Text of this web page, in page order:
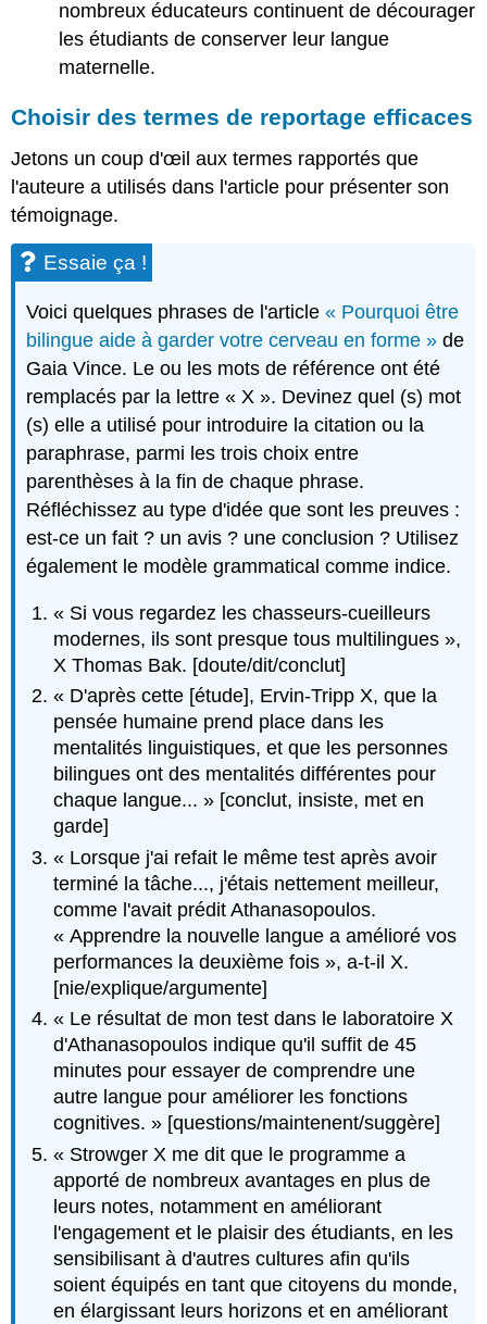
nombreux éducateurs continuent de décourager
les étudiants de conserver leur langue
maternelle.
Choisir des termes de reportage efficaces
Jetons un coup d'œil aux termes rapportés que
l'auteure a utilisés dans l'article pour présenter son
témoignage.
Essaie ça !
Voici quelques phrases de l'article« Pourquoi être
bilingue aide à garder votre cerveau en forme » de
Gaia Vince. Le ou les mots de référence ont été
remplacés par la lettre « X ». Devinez quel (s) mot
(s) elle a utilisé pour introduire la citation ou la
paraphrase, parmi les trois choix entre
parenthèses à la fin de chaque phrase.
Réfléchissez au type d'idée que sont les preuves :
est-ce un fait ? un avis ? une conclusion ? Utilisez
également le modèle grammatical comme indice.
« Si vous regardez les chasseurs-cueilleurs
modernes, ils sont presque tous multilingues »,
X Thomas Bak. [doute/dit/conclut]
« D'après cette [étude], Ervin-Tripp X, que la
pensée humaine prend place dans les
mentalités linguistiques, et que les personnes
bilingues ont des mentalités différentes pour
chaque langue... » [conclut, insiste, met en
garde]
« Lorsque j'ai refait le même test après avoir
terminé la tâche..., j'étais nettement meilleur,
comme l'avait prédit Athanasopoulos.
« Apprendre la nouvelle langue a amélioré vos
performances la deuxième fois », a-t-il X.
[nie/explique/argumente]
« Le résultat de mon test dans le laboratoire X
d'Athanasopoulos indique qu'il suffit de 45
minutes pour essayer de comprendre une
autre langue pour améliorer les fonctions
cognitives. » [questions/maintenent/suggère]
« Strowger X me dit que le programme a
apporté de nombreux avantages en plus de
leurs notes, notamment en améliorant
l'engagement et le plaisir des étudiants, en les
sensibilisant à d'autres cultures afin qu'ils
soient équipés en tant que citoyens du monde,
en élargissant leurs horizons et en améliorant